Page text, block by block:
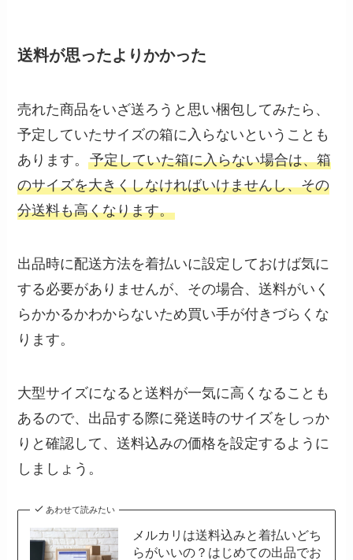
送料が思ったよりかかった
売れた商品をいざ送ろうと思い梱包してみたら、
予定していたサイズの箱に入らないということも
あります。予定していた箱に入らない場合は、箱
のサイズを大きくしなければいけませんし、その
分送料も高くなります。
出品時に配送方法を着払いに設定しておけば気に
する必要がありませんが、その場合、送料がいく
らかかるかわからないため買い手が付きづらくな
ります。
大型サイズになると送料が一気に高くなることも
あるので、出品する際に発送時のサイズをしっか
りと確認して、送料込みの価格を設定するように
しましょう。
あわせて読みたい
メルカリは送料込みと着払いどち
らがいいの？はじめての出品でお